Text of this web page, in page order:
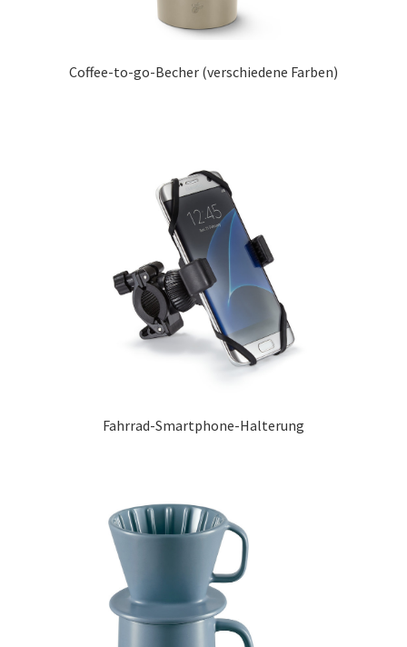
Coffee-to-go-Becher (verschiedene Farben)
Fahrrad-Smartphone-Halterung